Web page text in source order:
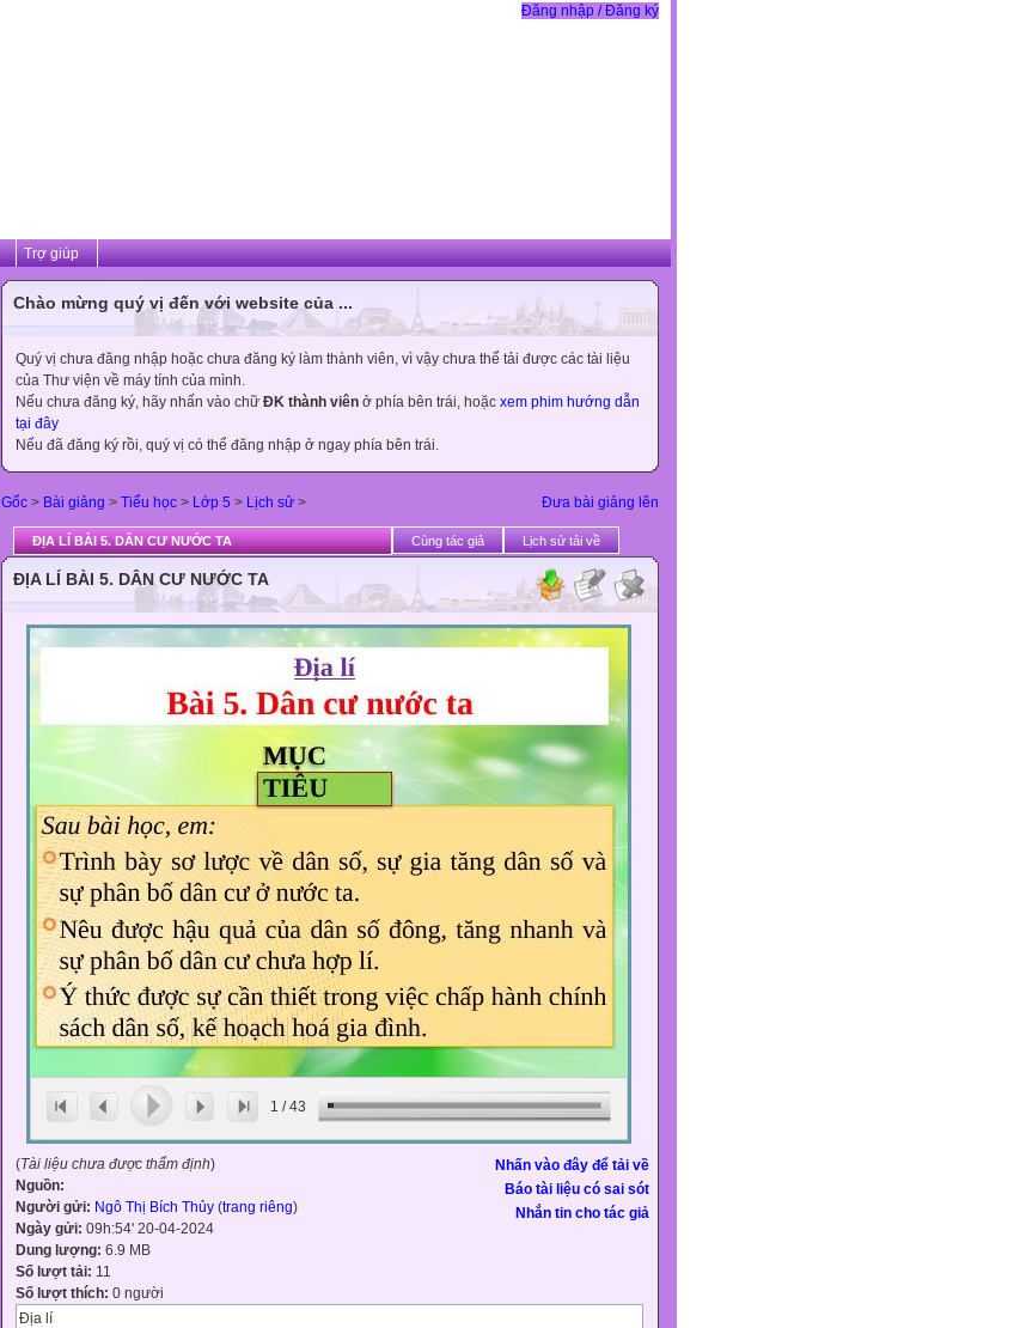
Đăng nhập / Đăng ký
Trợ giúp
Chào mừng quý vị đến với website của ...
Quý vị chưa đăng nhập hoặc chưa đăng ký làm thành viên, vì vậy chưa thể tải được các tài liệu
của Thư viện về máy tính của mình.
Nếu chưa đăng ký, hãy nhấn vào chữ ĐK thành viên ở phía bên trái, hoặc xem phim hướng dẫn
tại đây
Nếu đã đăng ký rồi, quý vị có thể đăng nhập ở ngay phía bên trái.
Đưa bài giảng lên
Gốc > Bài giảng > Tiểu học > Lớp 5 > Lịch sử >
ĐỊA LÍ BÀI 5. DÂN CƯ NƯỚC TA Cùng tác giả Lịch sử tải về
ĐỊA LÍ BÀI 5. DÂN CƯ NƯỚC TA
1 /43
Nhấn vào đây để tải về
Báo tài liệu có sai sót
Nhắn tin cho tác giả
(Tài liệu chưa được thẩm định)
Nguồn:
Người gửi: Ngô Thị Bích Thủy (trang riêng)
Ngày gửi: 09h:54' 20-04-2024
Dung lượng: 6.9 MB
Số lượt tải: 11
Số lượt thích: 0 người
Địa lí